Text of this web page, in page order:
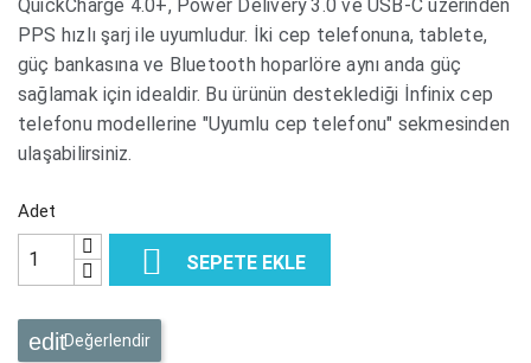
QuickCharge 4.0+, Power Delivery 3.0 ve USB-C üzerinden
PPS hızlı şarj ile uyumludur. İki cep telefonuna, tablete,
güç bankasına ve Bluetooth hoparlöre aynı anda güç
sağlamak için idealdir. Bu ürünün desteklediği İnfinix cep
telefonu modellerine "Uyumlu cep telefonu" sekmesinden
ulaşabilirsiniz.
Adet
 SEPETE EKLE
Değerlendir